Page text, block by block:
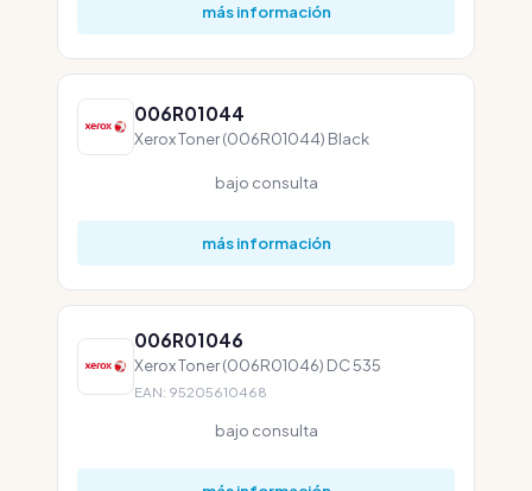
más información
006R01044
Xerox Toner (006R01044) Black
bajo consulta
más información
006R01046
Xerox Toner (006R01046) DC 535
EAN: 95205610468
bajo consulta